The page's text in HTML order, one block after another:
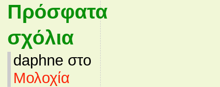
Πρόσφατα
σχόλια
daphne στο
Μολοχία